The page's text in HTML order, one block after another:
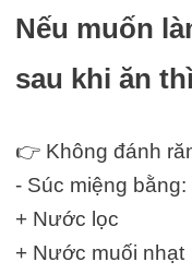
Nếu muốn
sau khi ăn
👉 Không đánh
- Súc miệng bằng:
+ Nước lọc
+ Nước muối nhạt